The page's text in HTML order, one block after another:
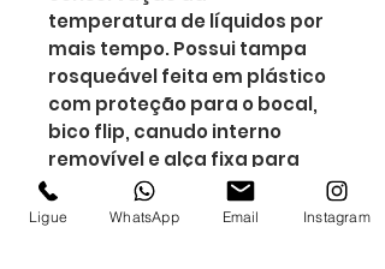
temperatura de líquidos por
mais tempo. Possui tampa
rosqueável feita em plástico
com proteção para o bocal,
bico flip, canudo interno
removível e alça fixa para
transporte.
Altura : 23,5 cm
Ligue WhatsApp Email Instagram